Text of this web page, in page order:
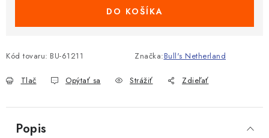
DO KOŠÍKA
Kód tovaru: BU-61211 Značka:Bull's Netherland
Tlač Opýtať sa Strážiť Zdieľať
Popis